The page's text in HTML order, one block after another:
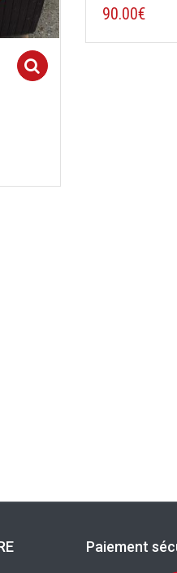
90.00€
Paiement